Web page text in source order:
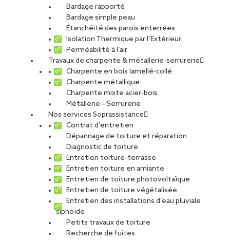
Bardage rapporté
Bardage simple peau
Étanchéité des parois enterrées
Isolation Thermique par l’Extérieur
Perméabilité à l’air
Travaux de charpente & métallerie-serrurerie
Charpente en bois lamellé-collé
Charpente métallique
Charpente mixte acier-bois
Métallerie – Serrurerie
Nos services Soprassistance
Contrat d’entretien
Dépannage de toiture et réparation
Diagnostic de toiture
Entretien toiture-terrasse
Entretien toiture en amiante
Entretien de toiture photovoltaïque
Entretien de toiture végétalisée
Entretien des installations d’eau pluviale
siphoïde
Petits travaux de toiture
Recherche de fuites
Réemploi des aciers : comment un
chantier des années 1960 relève le
défi bas carbone
Sur un projet de restructuration d’un bâtiment des
années 1960 en acier, les équipes de CCS ont relevé
le défi du réemploi des aciers de structure. «
L’objectif : conserver et réutiliser un maximum des
poutres existantes, en cohérence avec [...]